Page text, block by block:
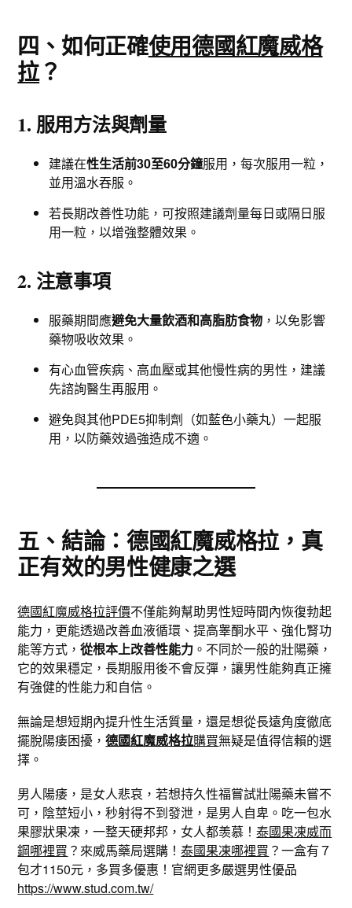
四、如何正確使用德國紅魔威格
拉？
1. 服用方法與劑量
建議在性生活前30至60分鐘服用，每次服用一粒，
並用溫水吞服。
若長期改善性功能，可按照建議劑量每日或隔日服
用一粒，以增強整體效果。
2. 注意事項
服藥期間應避免大量飲酒和高脂肪食物 ，以免影響
藥物吸收效果。
有心血管疾病、高血壓或其他慢性病的男性，建議
先諮詢醫生再服用。
避免與其他PDE5抑制劑（如藍色小藥丸）一起服
用，以防藥效過強造成不適。
五、結論：德國紅魔威格拉，真
正有效的男性健康之選
德國紅魔威格拉評價不僅能夠幫助男性短時間內恢復勃起
能力，更能透過改善血液循環、提高睾酮水平、強化腎功
能等方式，從根本上改善性能力 。不同於一般的壯陽藥，
它的效果穩定，長期服用後不會反彈，讓男性能夠真正擁
有強健的性能力和自信。
無論是想短期內提升性生活質量，還是想從長遠角度徹底
擺脫陽痿困擾，德國紅魔威格拉購買無疑是值得信賴的選
擇。
男人陽痿，是女人悲哀，若想持久性福嘗試壯陽藥未嘗不
可，陰莖短小，秒射得不到發泄，是男人自卑。吃一包水
果膠狀果凍，一整天硬邦邦，女人都羡慕！泰國果凍威而
鋼哪裡買 ？來威馬藥局選購！泰國果凍哪裡買 ？一盒有７
包才1150元，多買多優惠！官網更多嚴選男性優品
https://www.stud.com.tw/